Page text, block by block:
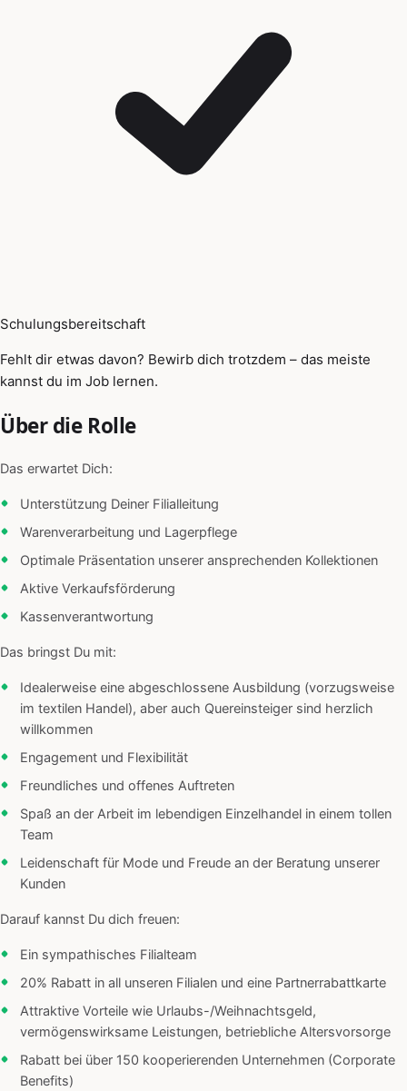
Schulungsbereitschaft
Fehlt dir etwas davon? Bewirb dich trotzdem – das meiste
kannst du im Job lernen.
Über die Rolle
Das erwartet Dich:
Unterstützung Deiner Filialleitung
Warenverarbeitung und Lagerpflege
Optimale Präsentation unserer ansprechenden Kollektionen
Aktive Verkaufsförderung
Kassenverantwortung
Das bringst Du mit:
Idealerweise eine abgeschlossene Ausbildung (vorzugsweise
im textilen Handel), aber auch Quereinsteiger sind herzlich
willkommen
Engagement und Flexibilität
Freundliches und offenes Auftreten
Spaß an der Arbeit im lebendigen Einzelhandel in einem tollen
Team
Leidenschaft für Mode und Freude an der Beratung unserer
Kunden
Darauf kannst Du dich freuen:
Ein sympathisches Filialteam
20% Rabatt in all unseren Filialen und eine Partnerrabattkarte
Attraktive Vorteile wie Urlaubs-/Weihnachtsgeld,
vermögenswirksame Leistungen, betriebliche Altersvorsorge
Rabatt bei über 150 kooperierenden Unternehmen (Corporate
Benefits)